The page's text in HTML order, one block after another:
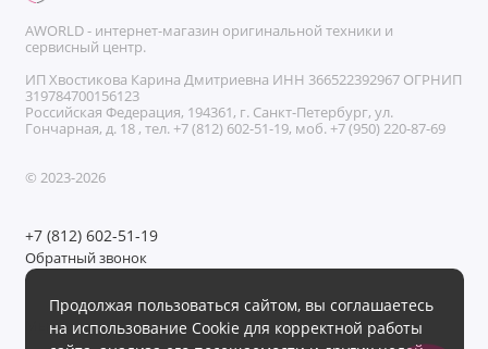
Продолжая пользоваться сайтом, вы соглашаетесь
на использование Cookie для корректной работы
AWORLD - интернет-магазин оригинальной техники и
сервисный центр.
ИП Хвостикова Карина Дмитриевна ИНН 366522392967 ОГРНИП
319784700156123
Российская Федерация, 194361, г. Санкт-Петербург, ул.
Гончарная, д. 18 , тел. +7 (812) 602-51-19, моб. +7 (950) 220-87-69
© 2023-2026
+7 (812) 602-51-19
Обратный звонок
Мы в сети